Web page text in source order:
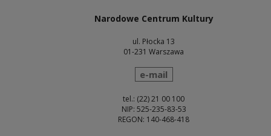
Narodowe Centrum Kultury
ul. Płocka 13
01-231 Warszawa
wyślij wiadomość
e-mail
tel.: (22) 21 00 100
NIP: 525-235-83-53
REGON: 140-468-418